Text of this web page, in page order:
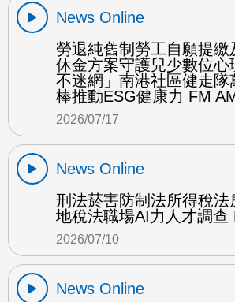
News Online
勞退純舊制勞工自願提繳
休金方案守護兒少數位心
不迷網」南港社區健走隊
棒推動ESG健康力 FM
2026/07/17
News Online
刑法菸害防制法所得稅法
地稅法職場AI力人才調查
2026/07/10
News Online